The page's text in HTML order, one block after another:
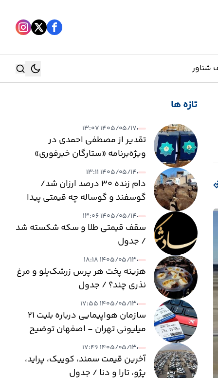
شناور
جستجو
تازه ها
۱۴۰۵/۰۵/۱۷ ۱۳:۰۷
تقدیر از مصطفی احمدی در
ویژه‌برنامه «ستارگان خبرفوری»
۱۴۰۵/۰۵/۱۴ ۱۳:۱۱
دام زنده ۳۰ درصد ارزان شد/
گوسفند و گوساله چه قیمتی پیدا
کرد؟
۱۴۰۵/۰۵/۱۴ ۱۳:۰۶
سقف قیمتی طلا و سکه شکسته شد
/ جدول
۱۴۰۵/۰۵/۱۳ ۱۸:۱۸
هزینه پخت هر پرس زرشک‌پلو و مرغ
نذری چند؟ / جدول
۱۴۰۵/۰۵/۱۳ ۱۷:۵۵
سازمان هواپیمایی درباره بلیت ۲۱
میلیونی تهران - اصفهان توضیح
داد۱۴۰۵/۰۵/۱۳ ۱۷:۴۶
آخرین قیمت سمند، کوییک، پراید،
پژو، تارا و دنا / جدول